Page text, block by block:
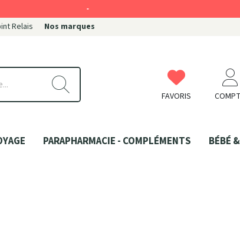
Relais Nos marques
FAVORIS
PARAPHARMACIE - COMPLÉMENTS BÉBÉ